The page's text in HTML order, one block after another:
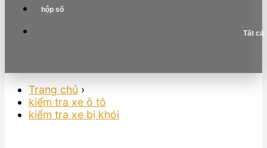
hộp số
Tất cả
Trang chủ ›
kiểm tra xe ô tô
kiểm tra xe bị khói